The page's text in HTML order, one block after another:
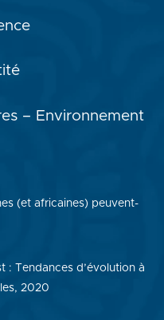
– Environnement
(et africaines) peuvent-
: Tendances d’évolution à
2020